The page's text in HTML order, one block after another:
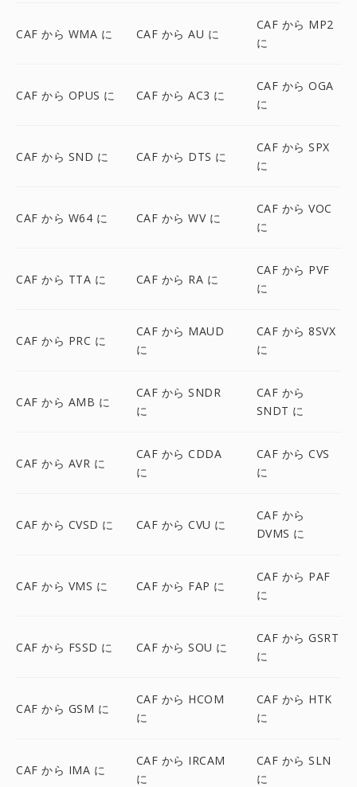
CAF から WMA に CAF から AU に
CAF から MP2
に
CAF から OPUS に CAF から AC3 に
CAF から OGA
に
CAF から SND に CAF から DTS に
CAF から SPX
に
CAF から W64 に CAF から WV に
CAF から VOC
に
CAF から TTA に CAF から RA に
CAF から PVF
に
CAF から PRC に
CAF から MAUD
に
CAF から 8SVX
に
CAF から AMB に
CAF から SNDR
に
CAF から
SNDT に
CAF から AVR に
CAF から CDDA
に
CAF から CVS
に
CAF から CVSD に CAF から CVU に
CAF から
DVMS に
CAF から VMS に CAF から FAP に
CAF から PAF
に
CAF から FSSD に CAF から SOU に
CAF から GSRT
に
CAF から GSM に
CAF から HCOM
に
CAF から HTK
に
CAF から IMA に
CAF から IRCAM
に
CAF から SLN
に